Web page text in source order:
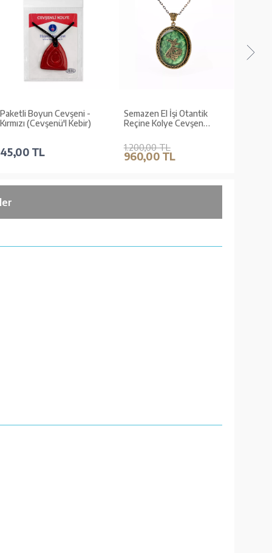
Paketli Boyun Cevşeni -
Kırmızı (Cevşenü'l Kebir)
45,00 TL
Semazen El İşi Otantik
Reçine Kolye Cevşen
1.200,00 TL
960,00 TL